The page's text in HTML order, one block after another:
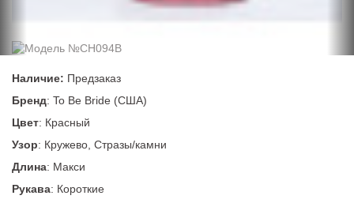
Наличие: Предзаказ
Бренд: To Be Bride (США)
Цвет: Красный
Узор: Кружево, Стразы/камни
Длина: Макси
Рукава: Короткие